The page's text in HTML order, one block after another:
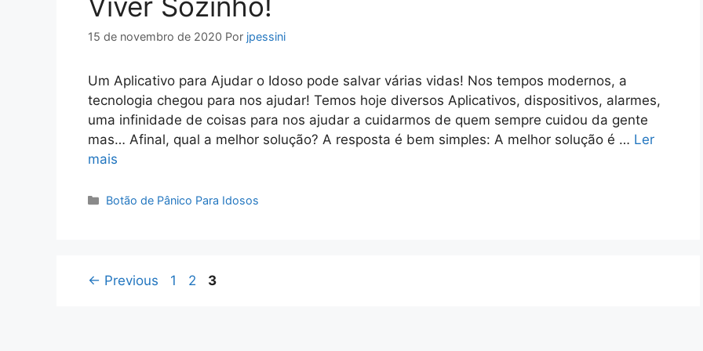
15 de novembro de 2020 Por jpessini
Um Aplicativo para Ajudar o Idoso pode salvar várias vidas! Nos tempos modernos, a
tecnologia chegou para nos ajudar! Temos hoje diversos Aplicativos, dispositivos, alarmes,
uma infinidade de coisas para nos ajudar a cuidarmos de quem sempre cuidou da gente
mas… Afinal, qual a melhor solução? A resposta é bem simples: A melhor solução é … Ler
mais
Categorias
Botão de Pânico Para Idosos
← Previous Page
1 Page
2 Page
3